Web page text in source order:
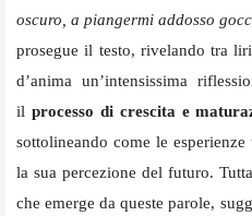
oscuro, a piangermi addosso
prosegue il testo, rivelando tra
d’anima un’intensissima
il processo di crescita e
sottolineando come le
la sua percezione del futuro.
che emerge da queste parole,